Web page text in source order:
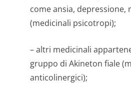
come ansia, depressione,
(medicinali psicotropi);
– altri medicinali
gruppo di Akineton fiale
anticolinergici);